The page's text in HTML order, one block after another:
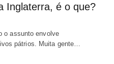
Inglaterra, é o que?
o assunto envolve
pátrios. Muita gente…